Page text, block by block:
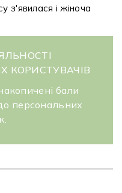
з'явилася і жіноча
КОРИСТУВАЧІВ
бали
персональних